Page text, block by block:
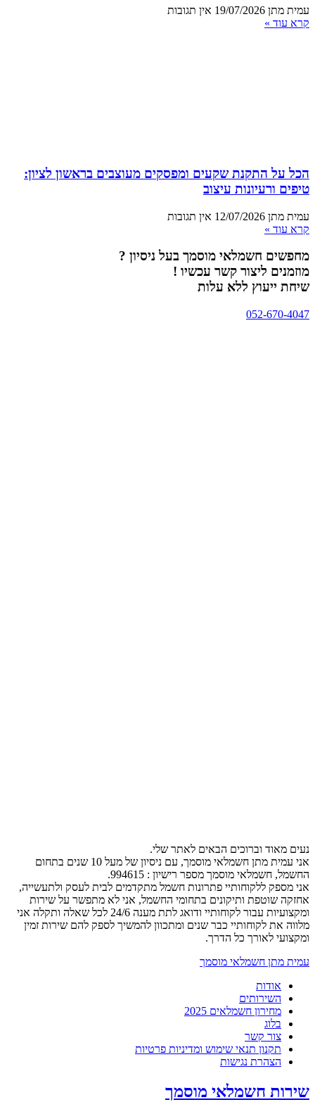
עמית מתן 19/07/2026 אין תגובות
קרא עוד »
הכל על התקנת שקעים ומפסקים מעוצבים בראשון לציון:
טיפים ורעיונות עיצוב
עמית מתן 12/07/2026 אין תגובות
קרא עוד »
מחפשים חשמלאי מוסמך בעל ניסיון ?
מוזמנים ליצור קשר עכשיו !
שיחת ייעוץ ללא עלות
052-670-4047
נעים מאוד וברוכים הבאים לאתר שלי.
אני עמית מתן חשמלאי מוסמך, עם ניסיון של מעל 10 שנים בתחום
החשמל, חשמלאי מוסמך מספר רישיון : 994615.
אני מספק ללקוחותיי פתרונות חשמל מתקדמים לבית לעסק ולתעשייה,
אחזקה שוטפת ותיקונים בתחומי החשמל, אני לא מתפשר על שירות
ומקצועיות עבור לקוחותיי ודואג לתת מענה 24/6 לכל שאלה ותקלה אני
מלווה את לקוחותיי כבר שנים ומתכוון להמשיך לספק להם שירות זמין
ומקצועי לאורך כל הדרך.
עמית מתן חשמלאי מוסמך
אודות
השירותים
מחירון חשמלאים 2025
בלוג
צור קשר
תקנון תנאי שימוש ומדיניות פרטיות
הצהרת נגישות
שירות חשמלאי מוסמך